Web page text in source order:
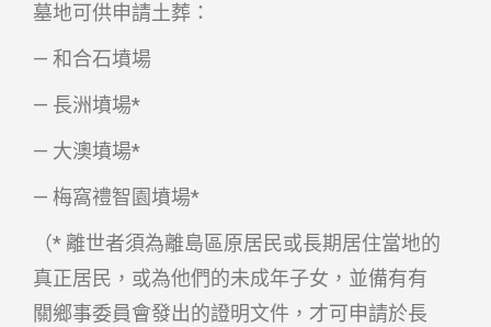
墓地可供申請土葬：
— 和合石墳場
— 長洲墳場*
— 大澳墳場*
— 梅窩禮智園墳場*
（* 離世者須為離島區原居民或長期居住當地的
真正居民，或為他們的未成年子女，並備有有
關鄉事委員會發出的證明文件，才可申請於長